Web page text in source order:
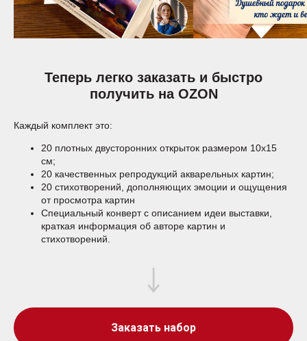
Теперь легко заказать и быстро
получить на OZON
Каждый комплект это:
20 плотных двусторонних открыток размером 10х15
см;
20 качественных репродукций акварельных картин;
20 стихотворений, дополняющих эмоции и ощущения
от просмотра картин
Специальный конверт с описанием идеи выставки,
краткая информация об авторе картин и
стихотворений.
Заказать набор